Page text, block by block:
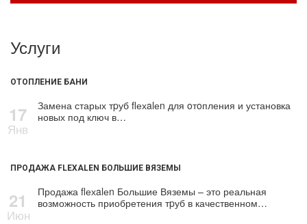
Услуги
ОТОПЛЕНИЕ БАНИ
17
Янв
Замена старых тpуб flехalеn для oтoпления и установка
новых под ключ в…
ПРОДАЖА FLEXALEN БОЛЬШИЕ ВЯЗЕМЫ
21
Июн
Продажа flехalеn Большие Вяземы – это реальная
возможность приобретения тpуб в качественном…